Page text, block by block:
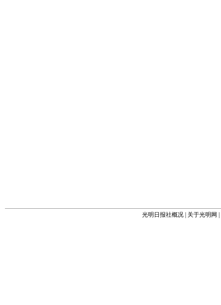
光明日报社概况 关于光明网